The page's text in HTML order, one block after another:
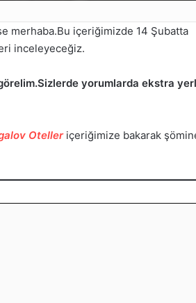
merhaba.Bu içeriğimizde 14 Şubatta
inceleyeceğiz.
yorumlarda ekstra
Otelleriçeriğimize bakarak